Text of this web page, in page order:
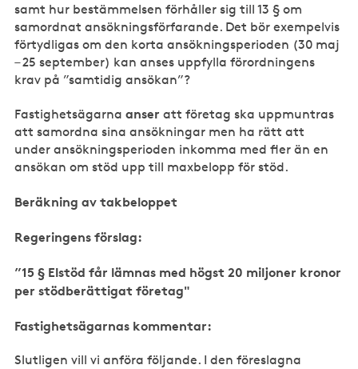
samt hur bestämmelsen förhåller sig till 13 § om
samordnat ansökningsförfarande. Det bör exempelvis
förtydligas om den korta ansökningsperioden (30 maj
– 25 september) kan anses uppfylla förordningens
krav på ”samtidig ansökan”?
Fastighetsägarnaanser att företag ska uppmuntras
att samordna sina ansökningar men ha rätt att
under ansökningsperioden inkomma med fler än en
ansökan om stöd upp till maxbelopp för stöd.
Beräkning av takbeloppet
Regeringens förslag:
”15 § Elstöd får lämnas med högst 20 miljoner kronor
per stödberättigat företag"
Fastighetsägarnas kommentar:
Slutligen vill vi anföra följande. I den föreslagna